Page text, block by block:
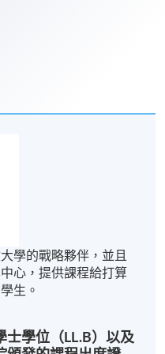
學的戰略夥伴，並且
心，提供課程給打算
生。
士學位（LL.B）以及